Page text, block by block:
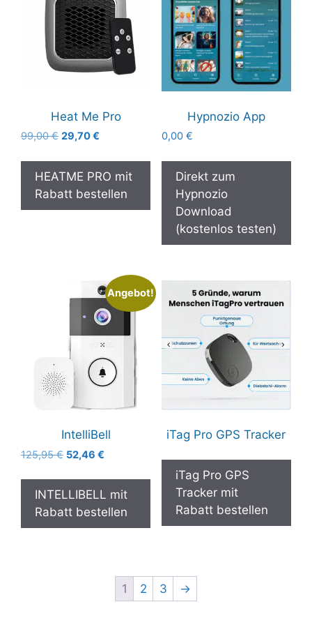
Heat Me Pro
99,00€ Ursprünglicher
war:
99,00 €
29,70€
ist:
29,70 €.
HEATME PRO mit
Rabatt bestellen
Hypnozio App
0,00 €
Direkt zum
Hypnozio
Download
(kostenlos testen)
Angebot!
IntelliBell
125,95€ Ursprünglicher
war:
125,95 €
52,46 €
ist:
52,46 €.
INTELLIBELL mit
Rabatt bestellen
iTag Pro GPS Tracker
iTag Pro GPS
Tracker mit
Rabatt bestellen
1 2 3 →